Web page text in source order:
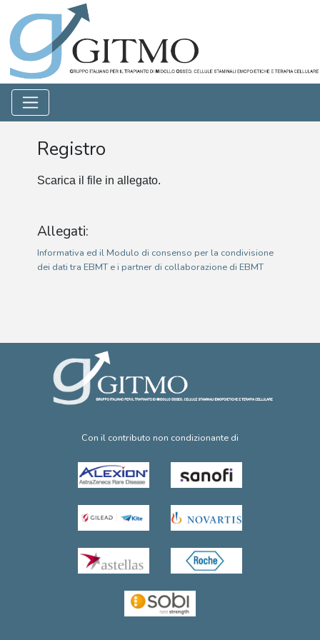
Registro
Scarica il file in allegato.
Allegati:
Informativa ed il Modulo di consenso per la condivisione
dei dati tra EBMT e i partner di collaborazione di EBMT
Con il contributo non condizionante di